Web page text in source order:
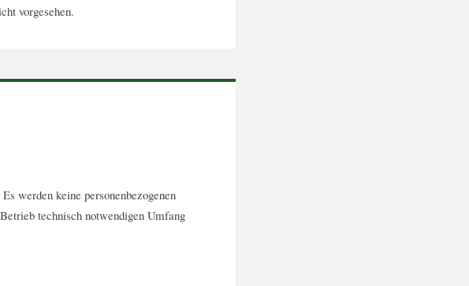
vorgesehen.
werden keine personenbezogenen
technisch notwendigen Umfang